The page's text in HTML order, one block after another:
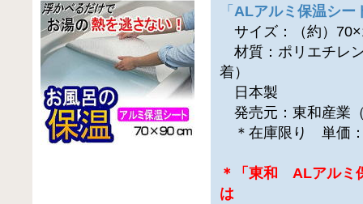
「 ALアルミ保温シ
サイズ：（約）
材質：ポリエチレ
着）
日本製
発売元：東和産業
＊在庫限り 単価
＊「東和 ALアルミ
は